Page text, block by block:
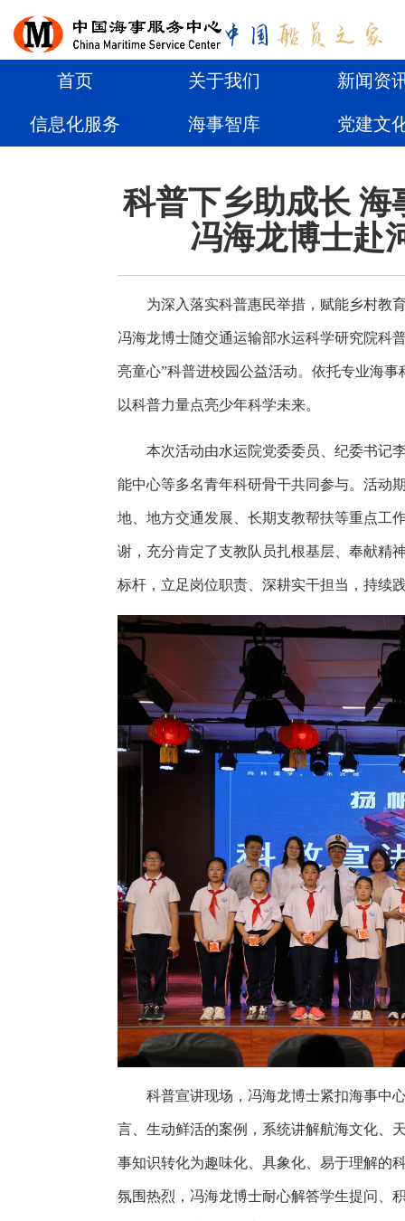
首页 关于我们 新闻资
信息化服务 海事智库 党建文
科普下乡助成长
冯海龙博士赴
为深入落实科普惠民举措 ， 赋能乡村教
冯海龙博士随交通运输部水运科学研究院科
亮童心”科普进校园公益活动。 依托专业海事
以科普力量点亮少年科学未来。
本次活动由水运院党委委员、纪委书记
能中心等多名青年科研骨干共同参与。活动
地 地方交通发展、 长期支教帮扶等重点工
谢， 充分肯定了支教队员扎根基层、 奉献精
标杆， 立足岗位职责、深耕实干担当，持续
科普宣讲现场 ，冯海龙博士紧扣海事中
言 生动鲜活的案例 ，系统讲解航海文化
事知识转化为趣味化、具象化、易于理解的
氛围热烈 ， 冯海龙博士耐心解答学生提问、